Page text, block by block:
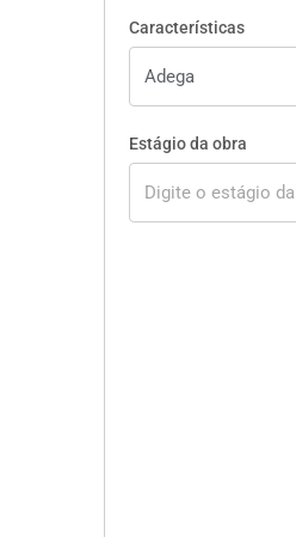
Características
Estágio da obra